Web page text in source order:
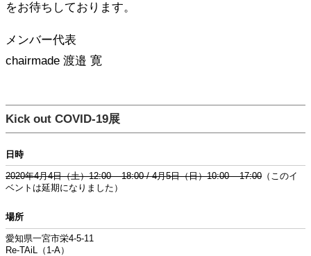
をお待ちしております。
メンバー代表
chairmade 渡邉 寛
Kick out COVID-19展
日時
2020年4月4日（土）12:00 – 18:00 / 4月5日（日）10:00 – 17:00 （このイ
ベントは延期になりました）
場所
愛知県一宮市栄4-5-11
Re-TAiL（1-A）